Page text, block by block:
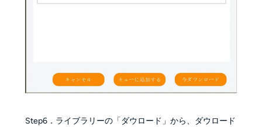
Step6．ライブラリーの「ダウロード」から、ダウロード